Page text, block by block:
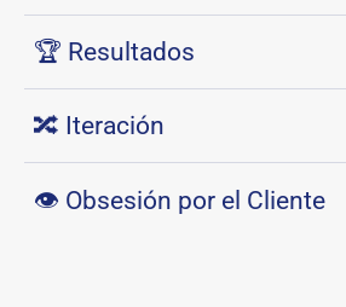
🏆 Resultados
🔀 Iteración
👁 Obsesión por el Cliente